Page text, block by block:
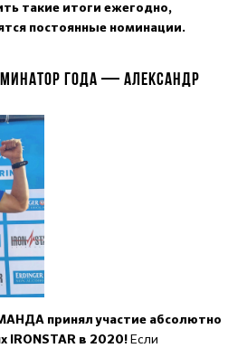
такие итоги ежегодно,
постоянные номинации.
ГОДА — АЛЕКСАНДР
принял участие абсолютно
IRONSTAR в 2020! Если